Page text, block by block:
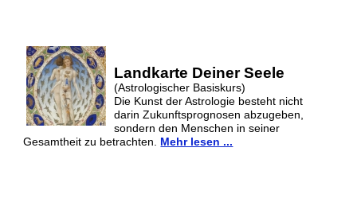
Landkarte Deiner Seele
(Astrologischer Basiskurs)
Die Kunst der Astrologie besteht nicht
darin Zukunftsprognosen abzugeben,
sondern den Menschen in seiner
Gesamtheit zu betrachten. Mehr lesen ...